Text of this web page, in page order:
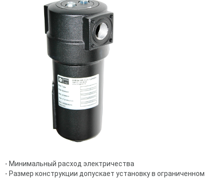
- Минимальный расход электричества
- Размер конструкции допускает установку в ограниченном